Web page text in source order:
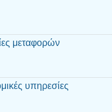
μεταφορών
υπηρεσίες